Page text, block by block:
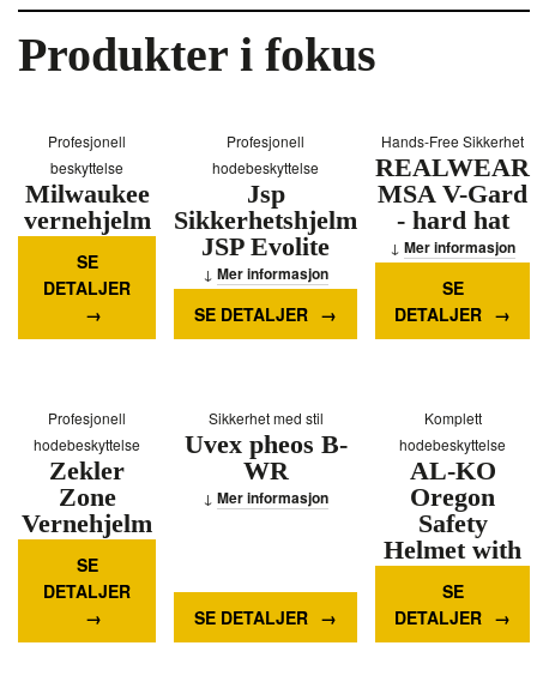
Produkter i fokus
Profesjonell
beskyttelse
Milwaukee
vernehjelm
BOLT™200
hvit
ventilert
SE
DETALJER
Mer informasjon
Profesjonell
hodebeskyttelse
Jsp
Sikkerhetshjelm
JSP Evolite
SE DETALJER
Mer informasjon
Hands‑Free Sikkerhet
REALWEAR
MSA V-Gard
- hard hat
SE
DETALJER
Mer informasjon
Profesjonell
hodebeskyttelse
Zekler
Zone
Vernehjelm
- Rød
SE
DETALJER
Mer informasjon
Sikkerhet med stil
Uvex pheos B-
WR
SE DETALJER
Mer informasjon
Komplett
hodebeskyttelse
AL-KO
Oregon
Safety
Helmet with
Earmuffs
and Visor
SE
DETALJER
Mer informasjon